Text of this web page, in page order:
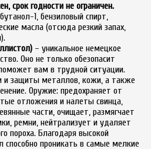
срок годности не ограничен.
1, бензиловый спирт,
масла (отсюда резкий запах,
– уникальное немецкое
Оно не только обезопасит
вам в трудной ситуации.
и защиты металлов, кожи, а также
Оружие: предохраняет от
отложения и налеты свинца,
части, очищает, размягчает
ремни, нейтрализует и удаляет
пороха. Благодаря высокой
способно проникать в самые мелкие